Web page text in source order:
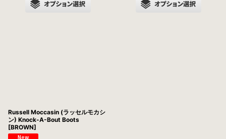
Russell Moccasin (ラッセルモカシ
ン) Knock-A-Bout Boots
[BROWN]